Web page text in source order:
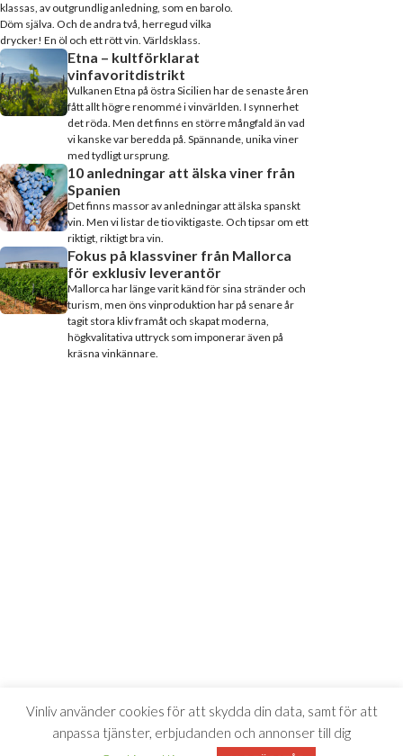
klassas, av outgrundlig anledning, som en barolo.
Döm själva. Och de andra två, herregud vilka
drycker! En öl och ett rött vin. Världsklass.
Etna – kultförklarat
vinfavoritdistrikt
Vulkanen Etna på östra Sicilien har de senaste åren
fått allt högre renommé i vinvärlden. I synnerhet
det röda. Men det finns en större mångfald än vad
vi kanske var beredda på. Spännande, unika viner
med tydligt ursprung.
10 anledningar att älska viner från
Spanien
Det finns massor av anledningar att älska spanskt
vin. Men vi listar de tio viktigaste. Och tipsar om ett
riktigt, riktigt bra vin.
Fokus på klassviner från Mallorca
för exklusiv leverantör
Mallorca har länge varit känd för sina stränder och
turism, men öns vinproduktion har på senare år
tagit stora kliv framåt och skapat moderna,
högkvalitativa uttryck som imponerar även på
kräsna vinkännare.
Vinliv använder cookies för att skydda din data, samt för att
anpassa tjänster, erbjudanden och annonser till dig